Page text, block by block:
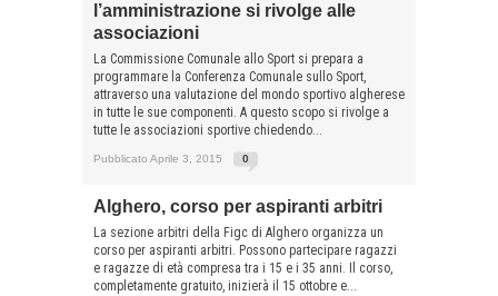
l’amministrazione si rivolge alle
associazioni
La Commissione Comunale allo Sport si prepara a
programmare la Conferenza Comunale sullo Sport,
attraverso una valutazione del mondo sportivo algherese
in tutte le sue componenti. A questo scopo si rivolge a
tutte le associazioni sportive chiedendo...
Pubblicato Aprile 3, 2015 0
Alghero, corso per aspiranti arbitri
La sezione arbitri della Figc di Alghero organizza un
corso per aspiranti arbitri. Possono partecipare ragazzi
e ragazze di età compresa tra i 15 e i 35 anni. Il corso,
completamente gratuito, inizierà il 15 ottobre e...